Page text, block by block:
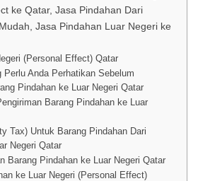
ke Qatar, Jasa Pindahan Dari
Jasa Pindahan Luar Negeri ke
(Personal Effect) Qatar
Perlu Anda Perhatikan Sebelum
Pindahan ke Luar Negeri Qatar
Barang Pindahan ke Luar
Tax) Untuk Barang Pindahan Dari
Negeri Qatar
Barang Pindahan ke Luar Negeri Qatar
ke Luar Negeri (Personal Effect)